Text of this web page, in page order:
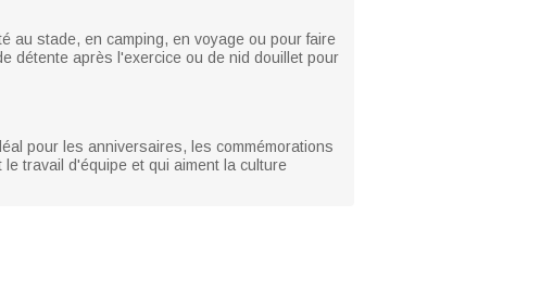
au stade, en camping, en voyage ou pour faire
détente après l'exercice ou de nid douillet pour
pour les anniversaires, les commémorations
travail d'équipe et qui aiment la culture